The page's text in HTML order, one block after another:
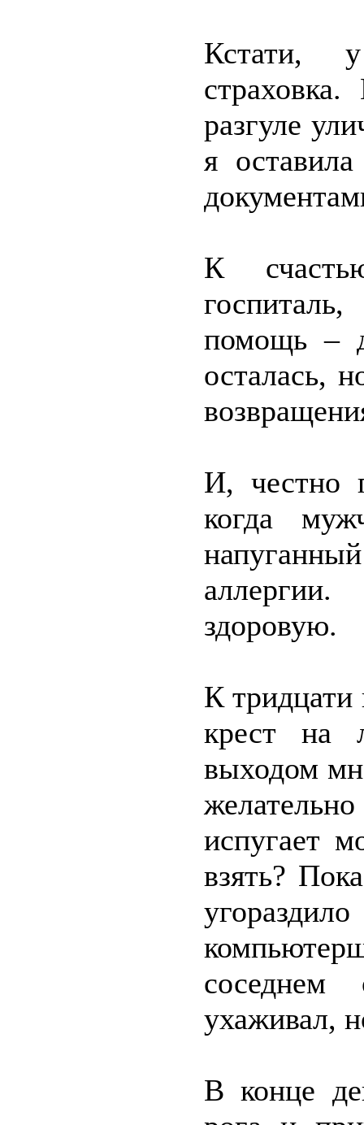
Кстати,
разгуле
я
К
помощь –
осталась,
И, честно
когда
здоровую.
К тридцати
крест на
выходом
испугает
взять?
ухаживал,
В конце